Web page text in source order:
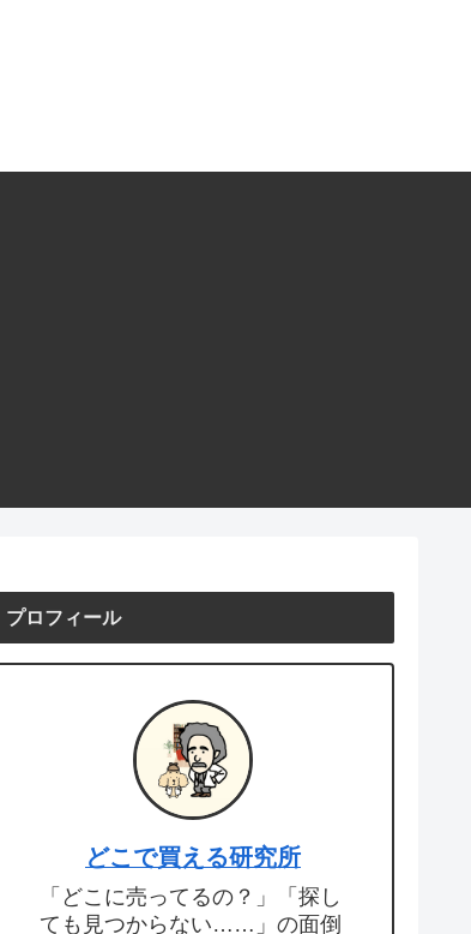
プロフィール
どこで買える研究所
「どこに売ってるの？」「探し
ても見つからない……」の面倒